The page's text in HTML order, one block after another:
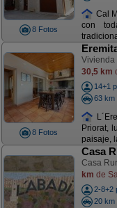
8 Fotos
Cal
con
8 Fotos
Vivienda
30,5 km
14+1
63 km
Priorat,
paisaje,
Casa
Casa
km de
2-8+2
20 km